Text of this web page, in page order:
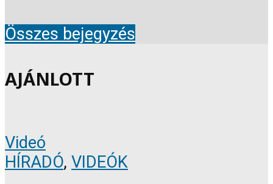
Összes bejegyzés
AJÁNLOTT
Videó
HÍRADÓ, VIDEÓK